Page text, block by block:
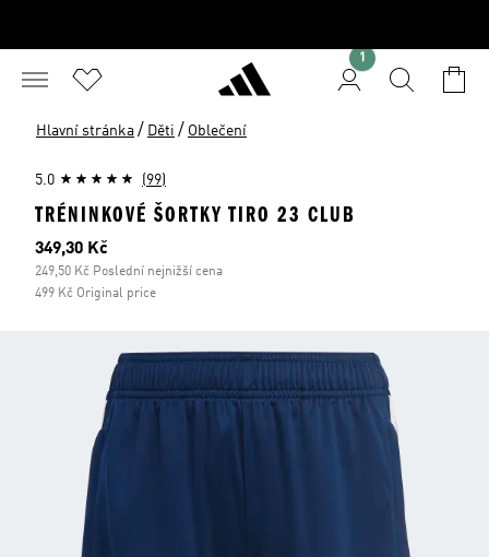
1
Hlavní stránka / Děti / Oblečení
5.0 (99)
TRÉNINKOVÉ ŠORTKY TIRO 23 CLUB
Aktuální cena
349,30 Kč
249,50 Kč Poslední nejnižší cena
499 Kč Original price